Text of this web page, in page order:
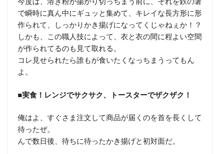
で瞬時に真ん中にギュッと集めて、キレイな長方形に形
作られて、しっかりかき揚げになってくじゃねぇか！？
しかも、この職人技によって、衣と衣の間に程よい空間
が作られてるのも見て取れる。
コレ見せられたら誰もが食いたくなっちまうってもん
よ。
■実食！レンジでサクサク、トースターでザクザク！
俺はよ、すぐさま注文して商品が届くのを首を長くして
待ったぜ。
んで数日後、待ちに待ったかき揚げと初対面だ。